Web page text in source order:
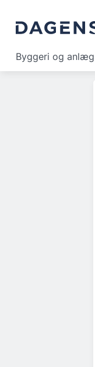
Byggeri og anlæg